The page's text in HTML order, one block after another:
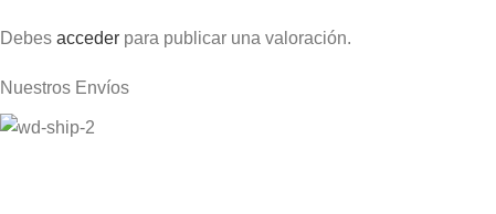
Debes acceder para publicar una valoración.
Nuestros Envíos